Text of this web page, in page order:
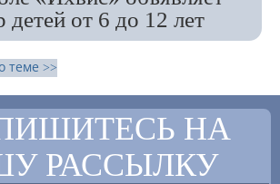
детей от 6 до 12 лет
теме >>
НА
РАССЫЛКУ